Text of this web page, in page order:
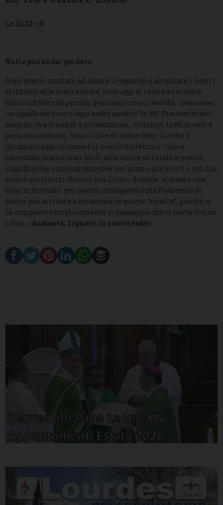
Lc 21,12-19
Nulla può andar perduto.
Dopo averci invitato ad alzare lo sguardo e ampliare i nostri
orizzonti alla meta eterna, Gesù oggi ci invita a iniziare
dalla confidenza perché, qualsiasi cosa ci accada, “nemmeno
un capello del nostro capo andrà perduto”(v. 18). Può sembrarci
assurdo, ma dinanzi a persecuzioni, violenze, tradimenti e
persino uccisioni, Gesù ci dice di avere fede. Ciò che è
chiamato oggi in causa è il nostro battesimo. Come
battezzati siamo stati uniti alla morte di Cristo e questo
significa che ontologicamente noi siamo già morti e con Lui
siamo già risorti. Risorti con Cristo, dunque, viviamo una
vita immortale: per questa consapevolezza Francesco di
Assisi può arrivare a chiamare la morte “sorella”, poiché ci
fa compiere semplicemente il passaggio che ci porta vicino
a Dio… «Aumenta, Signore, la nostra fede!».